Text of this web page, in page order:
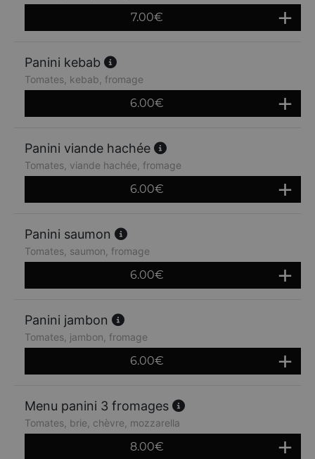
7.00€
Panini kebab
Tomates, kebab, fromage
6.00€
Panini viande hachée
Tomates, viande hachée, fromage
6.00€
Panini saumon
Tomates, saumon, fromage
6.00€
Panini jambon
Tomates, jambon, fromage
6.00€
Menu panini 3 fromages
Tomates, brie, chèvre, mozzarella
8.00€